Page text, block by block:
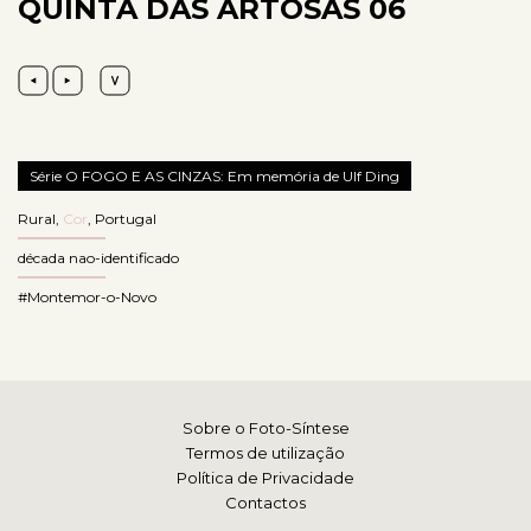
QUINTA DAS ARTOSAS 06
Série O FOGO E AS CINZAS: Em memória de Ulf Ding
Rural Cor Portugal
década nao-identificado
#Montemor-o-Novo
Sobre o Foto-Síntese
Termos de utilização
Política de Privacidade
Contactos